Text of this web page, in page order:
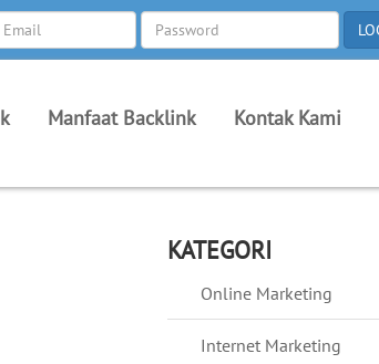
Manfaat Backlink Kontak Kami
KATEGORI
Online Marketing
Internet Marketing